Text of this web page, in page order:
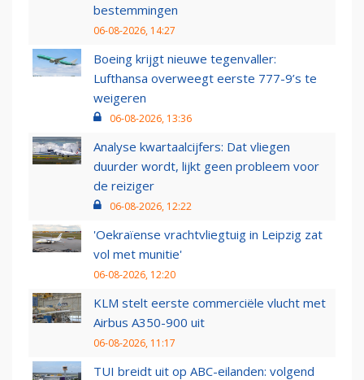
bestemmingen
06-08-2026, 14:27
Boeing krijgt nieuwe tegenvaller:
Lufthansa overweegt eerste 777-9’s te
weigeren
06-08-2026, 13:36
Analyse kwartaalcijfers: Dat vliegen
duurder wordt, lijkt geen probleem voor
de reiziger
06-08-2026, 12:22
'Oekraïense vrachtvliegtuig in Leipzig zat
vol met munitie'
06-08-2026, 12:20
KLM stelt eerste commerciële vlucht met
Airbus A350-900 uit
06-08-2026, 11:17
TUI breidt uit op ABC-eilanden: volgend